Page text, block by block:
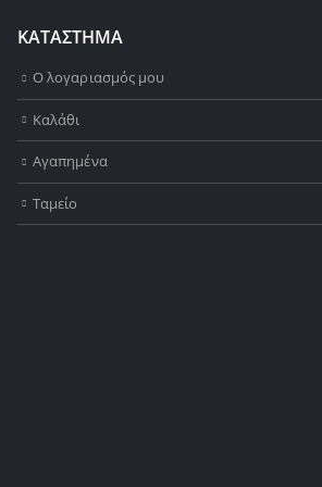
ΚΑΤΑΣΤΗΜΑ
Ο λογαριασμός μου
Καλάθι
Αγαπημένα
Ταμείο